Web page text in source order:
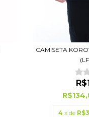
CAMISETA
4 x de